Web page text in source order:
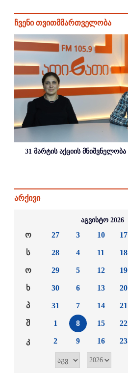
ჩვენი თვითმმართველობა
31 მარტის აქციის მნიშვნელობა
არქივი
აგვისტო 2026
ო
ს
ო
ხ
პ
შ
კ
27
28
29
30
31
1
2
3
4
5
6
7
8
9
10
11
12
13
14
15
16
17
18
19
20
21
22
23